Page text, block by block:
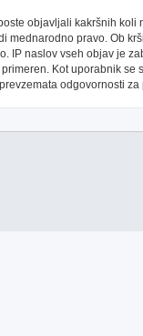
objavljali kakršnih
mednarodno pravo. Ob
IP naslov vseh objav je
Kot uporabnik
odgovornosti